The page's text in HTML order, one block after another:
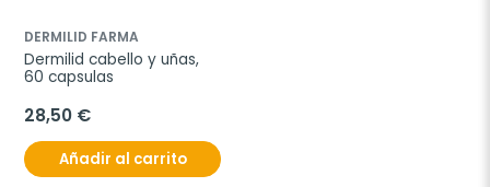
DERMILID FARMA
Dermilid cabello y uñas,
60 capsulas
28,50 €
Añadir al carrito